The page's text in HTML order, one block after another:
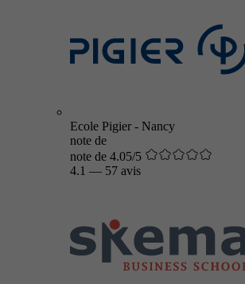
Ecole Pigier - Nancy
note de
note de 4.05/5
4.1 — 57 avis